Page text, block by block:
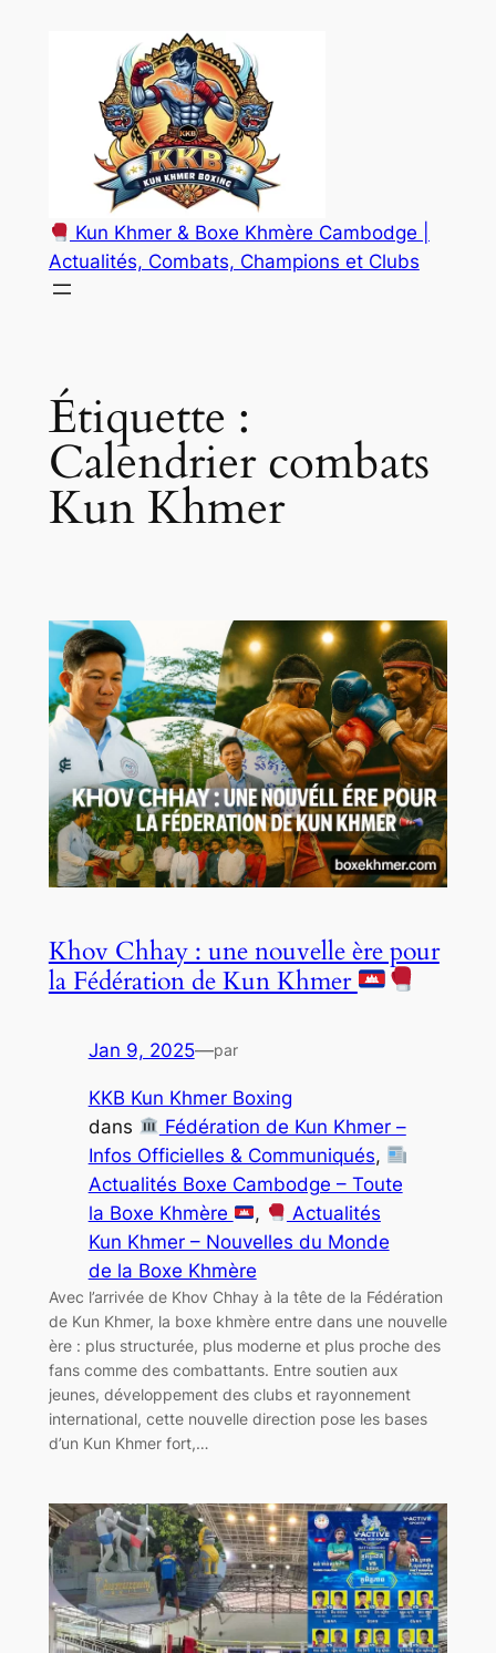
Kun Khmer & Boxe Khmère Cambodge |
Actualités, Combats, Champions et Clubs
Étiquette :
Calendrier combats
Kun Khmer
Khov Chhay : une nouvelle ère pour
la Fédération de Kun Khmer
Jan 9, 2025—par
KKB Kun Khmer Boxing
dans
Fédération de Kun Khmer –
Infos Officielles & Communiqués,
Actualités Boxe Cambodge – Toute
la Boxe Khmère
,
Actualités
Kun Khmer – Nouvelles du Monde
de la Boxe Khmère
Avec l’arrivée de Khov Chhay à la tête de la Fédération
de Kun Khmer, la boxe khmère entre dans une nouvelle
ère : plus structurée, plus moderne et plus proche des
fans comme des combattants. Entre soutien aux
jeunes, développement des clubs et rayonnement
international, cette nouvelle direction pose les bases
d’un Kun Khmer fort,…